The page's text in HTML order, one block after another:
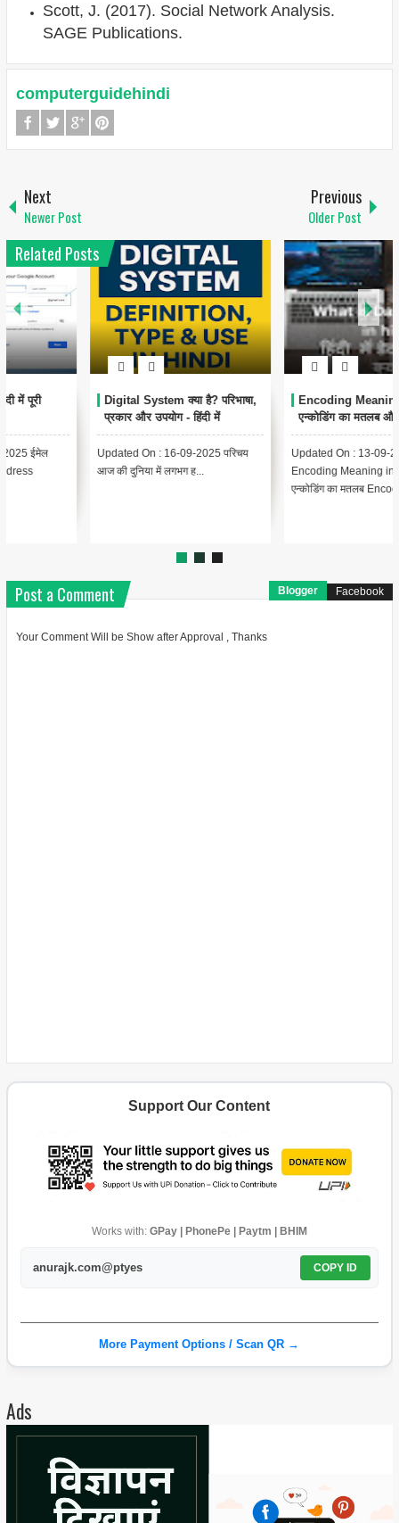
Scott, J. (2017). Social Network Analysis.
SAGE Publications.
computerguidehindi
Next
Newer Post
Previous
Older Post
Related Posts 1
Encoding Meaning in Hindi |
एन्कोडिंग का मतलब और उपयोग
Updated On : 13-09-2025
Encoding Meaning in Hindi |
6
थंबनेल क्या है? | Thumbnail
Meaning in Hindi (YouTube
& Computer Example)
{ "@context": "https://schema.org",
"@type": "BlogPosting",
Post a Comment Blogger Facebook
Your Comment Will be Show after Approval , Thanks
Support Our Content
Works with: GPay | PhonePe | Paytm | BHIM
anurajk.com@ptyes COPY ID
More Payment Options / Scan QR →
Ads